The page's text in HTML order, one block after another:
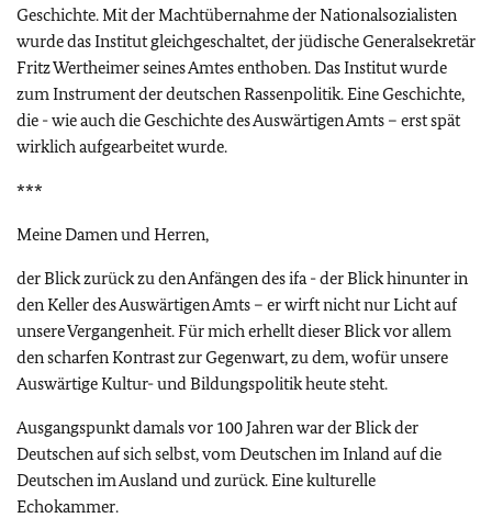
Geschichte. Mit der Machtübernahme der Nationalsozialisten
wurde das Institut gleichgeschaltet, der jüdische Generalsekretär
Fritz Wertheimer seines Amtes enthoben. Das Institut wurde
zum Instrument der deutschen Rassenpolitik. Eine Geschichte,
die - wie auch die Geschichte des Auswärtigen Amts – erst spät
wirklich aufgearbeitet wurde.
***
Meine Damen und Herren,
der Blick zurück zu den Anfängen des ifa - der Blick hinunter in
den Keller des Auswärtigen Amts – er wirft nicht nur Licht auf
unsere Vergangenheit. Für mich erhellt dieser Blick vor allem
den scharfen Kontrast zur Gegenwart, zu dem, wofür unsere
Auswärtige Kultur- und Bildungspolitik heute steht.
Ausgangspunkt damals vor 100 Jahren war der Blick der
Deutschen auf sich selbst, vom Deutschen im Inland auf die
Deutschen im Ausland und zurück. Eine kulturelle
Echokammer.